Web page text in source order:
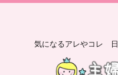
気になるアレやコレ